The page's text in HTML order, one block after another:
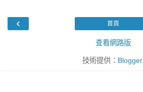
‹ 首頁
查看網路版
技術提供： Blogger.